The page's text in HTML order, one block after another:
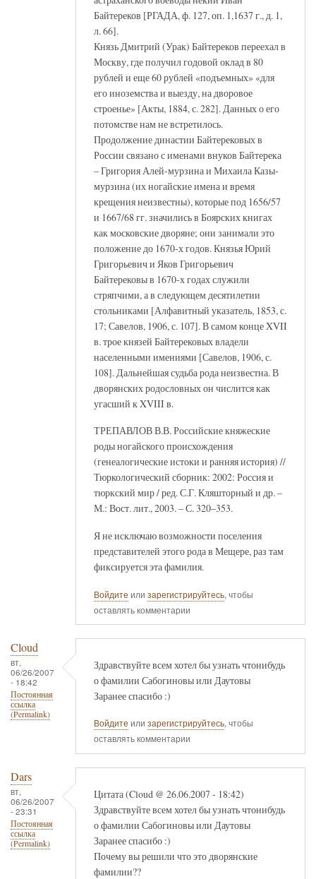
Байтереков [РГАДА, ф. 127, оп. 1,1637 г., д. 1,
л. 66].
Князь Дмитрий (Урак) Байтереков переехал в
Москву, где получил годовой оклад в 80
рублей и еще 60 рублей «подъемных» «для
его иноземства и выезду, на дворовое
строенье» [Акты, 1884, с. 282]. Данных о его
потомстве нам не встретилось.
Продолжение династии Байтерековых в
России связано с именами внуков Байтерека
– Григория Алей-мурзина и Михаила Казы-
мурзина (их ногайские имена и время
крещения неизвестны), которые под 1656/57
и 1667/68 гг. значились в Боярских книгах
как московские дворяне; они занимали это
положение до 1670-х годов. Князья Юрий
Григорьевич и Яков Григорьевич
Байтерековы в 1670-х годах служили
стряпчими, а в следующем десятилетии
стольниками [Алфавитный указатель, 1853, с.
17; Савелов, 1906, с. 107]. В самом конце XVII
в. трое князей Байтерековых владели
населенными имениями [Савелов, 1906, с.
108]. Дальнейшая судьба рода неизвестна. В
дворянских родословных он числится как
угасший к XVIII в.
ТРЕПАВЛОВ В.В. Российские княжеские
роды ногайского происхождения
(генеалогические истоки и ранняя история) //
Тюркологический сборник: 2002: Россия и
тюркский мир / ред. С.Г. Кляшторный и др. –
М.: Вост. лит., 2003. – С. 320–353.
Я не исключаю возможности поселения
представителей этого рода в Мещере, раз там
фиксируется эта фамилия.
Войдите или зарегистрируйтесь, чтобы
оставлять комментарии
Cloud
вт,
06/26/2007
- 18:42
Постоянная
ссылка
(Permalink)
Здравствуйте всем хотел бы узнать чтонибудь
о фамилии Сабогиновы или Даутовы
Заранее спасибо :)
Войдите или зарегистрируйтесь, чтобы
оставлять комментарии
Dars
вт,
06/26/2007
- 23:31
Постоянная
ссылка
(Permalink)
Цитата (Cloud @ 26.06.2007 - 18:42)
Здравствуйте всем хотел бы узнать чтонибудь
о фамилии Сабогиновы или Даутовы
Заранее спасибо :)
Почему вы решили что это дворянские
фамилии??